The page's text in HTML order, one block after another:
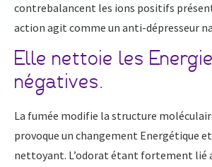
contrebalancent les ions positifs
action agit comme un anti-dépresseur
Elle nettoie les
négatives.
La fumée modifie la structure
provoque un changement Energétique
nettoyant. L’odorat étant fortement lié